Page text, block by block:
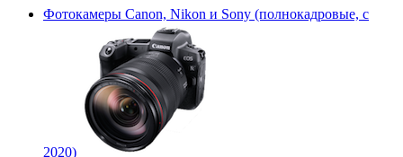
Фотокамеры Canon, Nikon и Sony (полнокадровые, с
2020)